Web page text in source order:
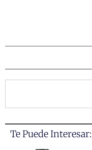
Te Puede Interesar: